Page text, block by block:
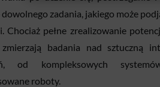
dowolnego zadania, jakiego może
Chociaż pełne zrealizowanie
badania nad sztuczną
od kompleksowych
roboty.